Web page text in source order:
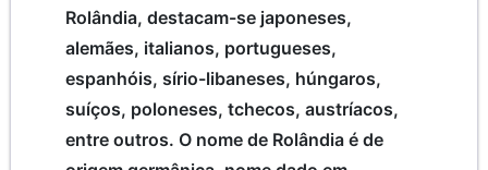
Rolândia, destacam-se japoneses,
alemães, italianos, portugueses,
espanhóis, sírio-libaneses, húngaros,
suíços, poloneses, tchecos, austríacos,
entre outros. O nome de Rolândia é de